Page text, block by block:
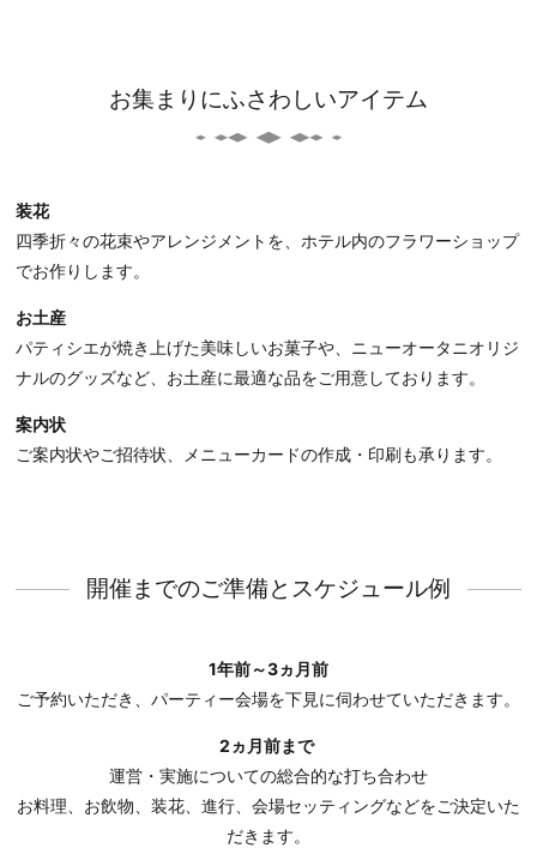
お集まりにふさわしいアイテム
装花
四季折々の花束やアレンジメントを、ホテル内のフラワーショップ
でお作りします。
お土産
パティシエが焼き上げた美味しいお菓子や、ニューオータニオリジ
ナルのグッズなど、お土産に最適な品をご用意しております。
案内状
ご案内状やご招待状、メニューカードの作成・印刷も承ります。
開催までのご準備とスケジュール例
1年前～3ヵ月前
ご予約いただき、パーティー会場を下見に伺わせていただきます。
2ヵ月前まで
運営・実施についての総合的な打ち合わせ
お料理、お飲物、装花、進行、会場セッティングなどをご決定いた
だきます。